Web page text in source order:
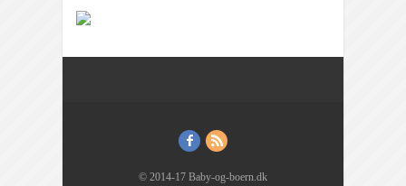
© 2014-17 Baby-og-boern.dk